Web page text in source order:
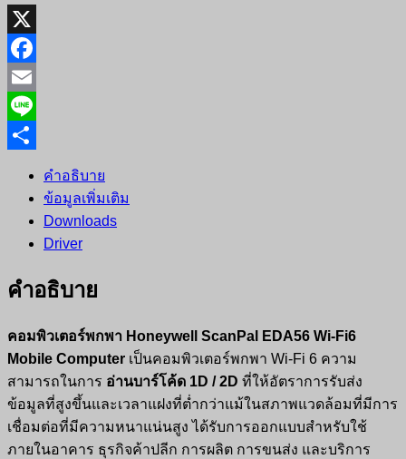
X
Facebook
Email
Line
คำอธิบาย
ข้อมูลเพิ่มเติม
Downloads
Driver
คำอธิบาย
คอมพิวเตอร์พกพา Honeywell ScanPal EDA56 Wi-Fi6
Mobile Computer เป็นคอมพิวเตอร์พกพา Wi-Fi 6 ความ
สามารถในการ อ่านบาร์โค้ด 1D / 2D ที่ให้อัตราการรับส่ง
ข้อมูลที่สูงขึ้นและเวลาแฝงที่ต่ำกว่าแม้ในสภาพแวดล้อมที่มีการ
เชื่อมต่อที่มีความหนาแน่นสูง ได้รับการออกแบบสำหรับใช้
ภายในอาคาร ธุรกิจค้าปลีก การผลิต การขนส่ง และบริการ